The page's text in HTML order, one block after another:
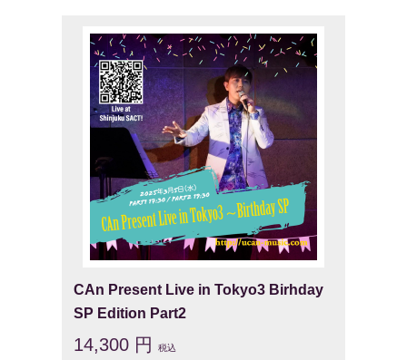
CAn Present Live in Tokyo3 Birhday
SP Edition Part2
14,300 円税込